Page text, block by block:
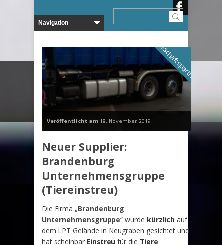
Geschäftspartner
Veröffentlicht am 18. November 2019
Neuer Supplier:
Brandenburg
Unternehmensgruppe
(Tiereinstreu)
Die Firma „Brandenburg
Unternehmensgruppe“ wurde kürzlich auf
dem LPT Gelände in Neugraben gesichtet und
hat scheinbar Einstreu für die Tiere